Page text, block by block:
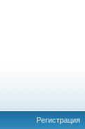
Регистрация